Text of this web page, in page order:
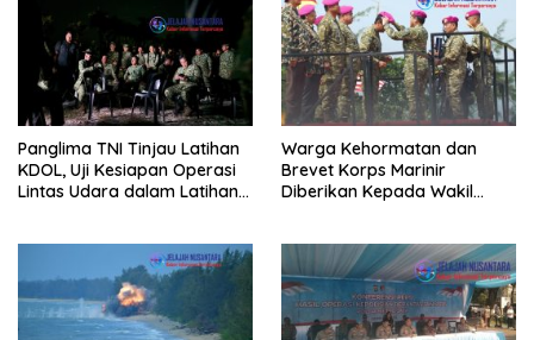
Panglima TNI Tinjau Latihan
KDOL, Uji Kesiapan Operasi
Lintas Udara dalam Latihan
Warga Kehormatan dan
Brevet Korps Marinir
Diberikan Kepada Wakil